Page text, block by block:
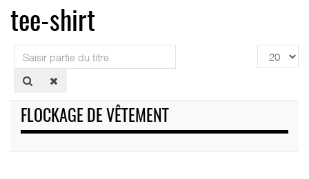
tee-shirt
Saisir
partie
du
Affichage
#
FLOCKAGE DE VÊTEMENT